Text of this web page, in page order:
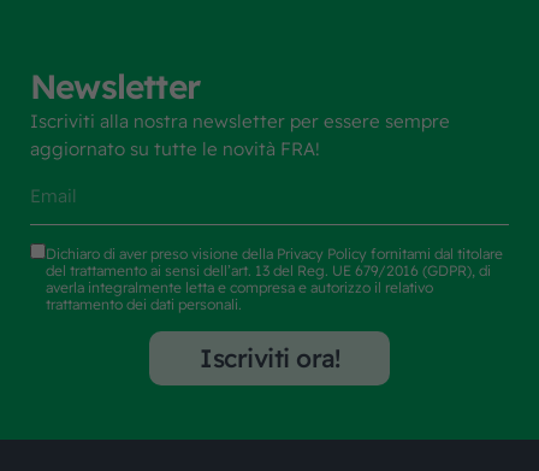
Newsletter
Iscriviti alla nostra newsletter per essere sempre
aggiornato su tutte le novità FRA!
Dichiaro di aver preso visione della Privacy Policy fornitami dal titolare
del trattamento ai sensi dell’art. 13 del Reg. UE 679/2016 (GDPR), di
averla integralmente letta e compresa e autorizzo il relativo
trattamento dei dati personali.
Iscriviti ora!